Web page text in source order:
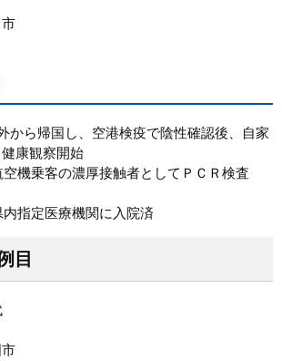
ら帰国し、空港検疫で陰性確認後、自家
康観察開始
機乗客の濃厚接触者としてＰＣＲ検査
指定医療機関に入院済
目